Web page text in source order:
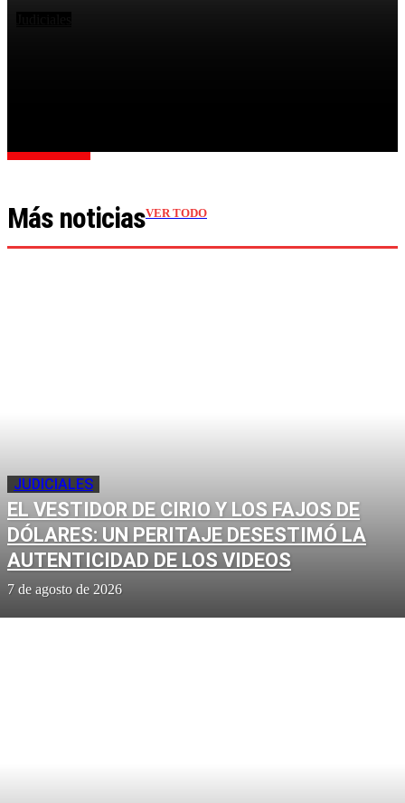
Más noticiasVER TODO
JUDICIALES
EL VESTIDOR DE CIRIO Y LOS FAJOS DE
DÓLARES: UN PERITAJE DESESTIMÓ LA
AUTENTICIDAD DE LOS VIDEOS
7 de agosto de 2026